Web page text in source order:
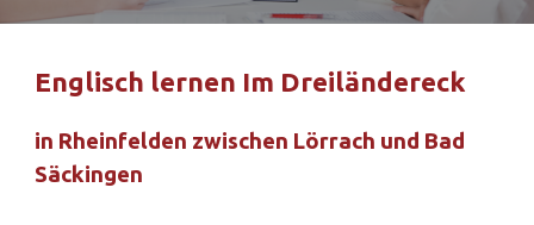
Englisch lernen Im Dreiländereck
in Rheinfelden zwischen Lörrach und Bad
Säckingen